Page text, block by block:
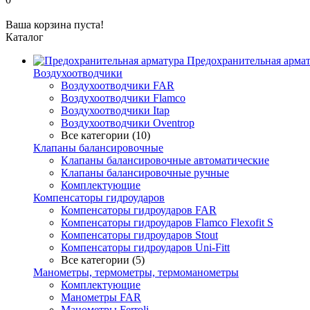
Ваша корзина пуста!
Каталог
Предохранительная
Воздухоотводчики
Воздухоотводчики FAR
Воздухоотводчики Flamco
Воздухоотводчики Itap
Воздухоотводчики Oventrop
Все категории (10)
Клапаны балансировочные
Клапаны балансировочные автоматические
Клапаны балансировочные ручные
Комплектующие
Компенсаторы гидроударов
Компенсаторы гидроударов FAR
Компенсаторы гидроударов Flamco Flexofit S
Компенсаторы гидроударов Stout
Компенсаторы гидроударов Uni-Fitt
Все категории (5)
Манометры, термометры, термоманометры
Комплектующие
Манометры FAR